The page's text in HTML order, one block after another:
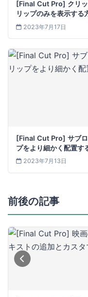
[Final Cut Pro] クリッ
リップのみを表示する
2023年7月17日
[Final Cut Pro] サブロ
プをより細かく配置す
2023年7月13日
前後の記事